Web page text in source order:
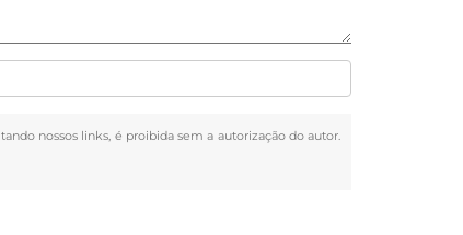
nossos links, é proibida sem a autorização do autor.